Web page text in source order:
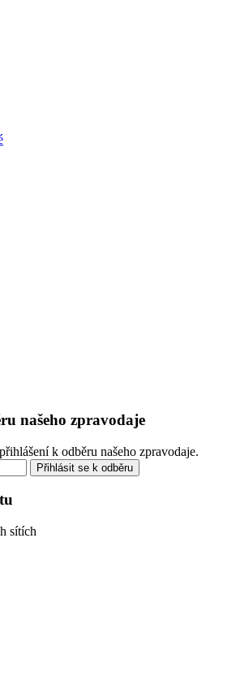
našeho zpravodaje
k odběru našeho zpravodaje.
Přihlásit se k odběru
sítích